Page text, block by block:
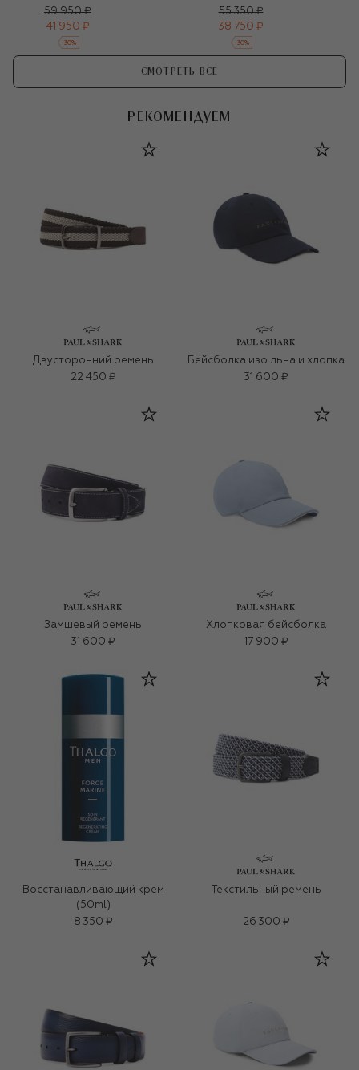
59 950 ₽
41 950 ₽
-30%
55 350 ₽
38 750 ₽
-30%
СМОТРЕТЬ ВСЕ
РЕКОМЕНДУЕМ
Двусторонний ремень
22 450 ₽
Бейсболка изо льна и хлопка
31 600 ₽
Замшевый ремень
31 600 ₽
Хлопковая бейсболка
17 900 ₽
Восстанавливающий крем
(50ml)
8 350 ₽
Текстильный ремень
26 300 ₽